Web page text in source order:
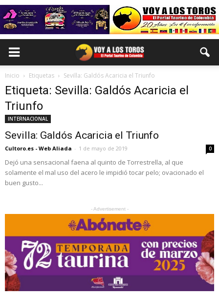
Inicio Etiquetas Sevilla: Galdós Acaricia el Triunfo
Etiqueta: Sevilla: Galdós Acaricia el
Triunfo
INTERNACIONAL
Sevilla: Galdós Acaricia el Triunfo
Cultoro.es - Web Aliada - 1 de mayo de 2019 0
Dejó una sensacional faena al quinto de Torrestrella, al que
solamente el mal uso del acero le impidió tocar pelo; ovacionado el
buen gusto...
- Advertisement -